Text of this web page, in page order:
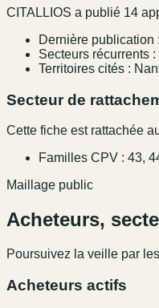
CITALLIOS a publié 14
Dernière publication
Secteurs récurrents
Territoires cités :
Secteur de
Cette fiche est rattachée
Familles CPV : 43,
Maillage public
Acheteurs,
Poursuivez la veille par
Acheteurs actifs